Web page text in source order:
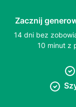
Zacznij
14 dni bez
10 minut z